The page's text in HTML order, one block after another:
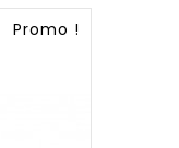
Promo !